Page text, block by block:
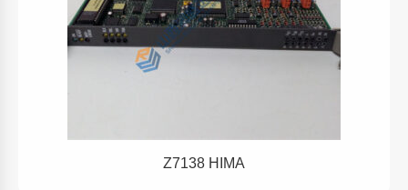
Z7138 HIMA